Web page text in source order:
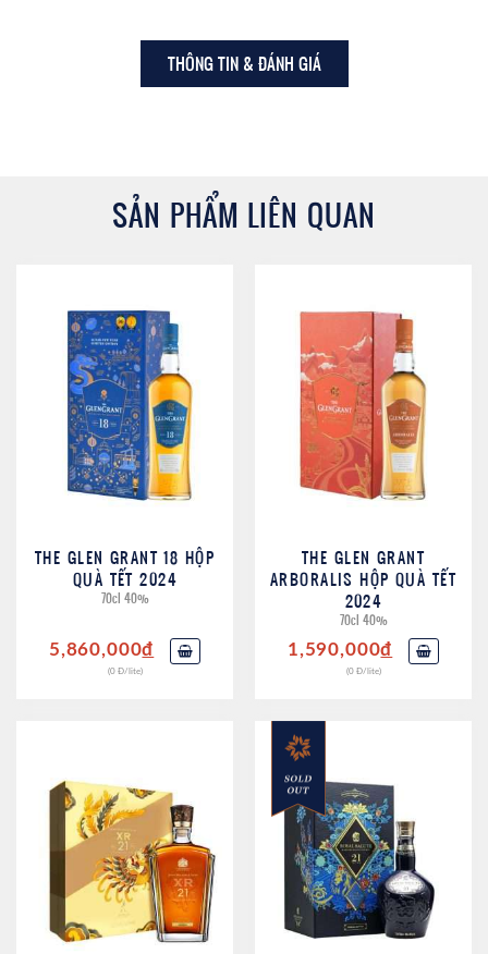
THÔNG TIN & ĐÁNH GIÁ
SẢN PHẨM LIÊN QUAN
THE GLEN GRANT 18 HỘP
QUÀ TẾT 2024
70cl 40%
5,860,000đ
(0 Đ/lite)
THE GLEN GRANT
ARBORALIS HỘP QUÀ TẾT
2024
70cl 40%
1,590,000đ
(0 Đ/lite)